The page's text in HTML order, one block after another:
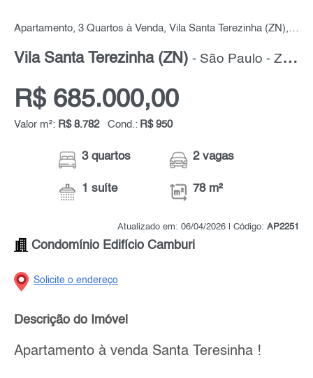
Apartamento, 3 Quartos à Venda, Vila Santa Terezinha (ZN), 78 m² por R$ 685.000,00
Vila Santa Terezinha (ZN) - São Paulo - Zona Norte
R$ 685.000,00
Valor m²: R$ 8.782 Cond.: R$ 950
3 quartos
1 suíte
2 vagas
78 m²
Atualizado em: 06/04/2026 | Código: AP2251
Condomínio Edifício Camburi
Solicite o endereço
Descrição do Imóvel
Apartamento à venda Santa Teresinha !